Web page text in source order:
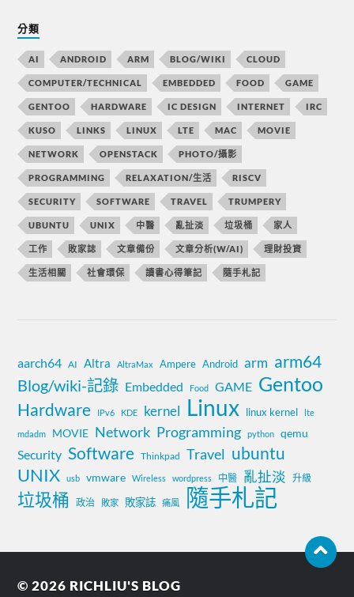
分類
AI ANDROID ARM BLOG/WIKI CLOUD
COMPUTER/TECHNICAL EMBEDDED FOOD GAME
GENTOO HARDWARE IC DESIGN INTERNET IRC
KUSO LINKS LINUX LTE MAC MOVIE
NETWORK OPENSTACK PHOTO/攝影
PROGRAMMING RELAXATION/生活 RISCV
SECURITY SOFTWARE TRAVEL TRUMPERY
UBUNTU UNIX 中醫 亂扯淡 垃圾桶 家人
工作 敗家誌 文章備份 文章分析(W/AI) 理財投資
生活相關 社會環保 讀書心得筆記 隨手札記
aarch64 AI Altra AltraMax Ampere Android arm arm64
Blog/wiki-記錄 Embedded Food GAME Gentoo
Hardware IPv6 KDE kernel Linux linux kernel lte
mdadm MOVIE Network Programming python qemu
Security Software Thinkpad Travel ubuntu
UNIX usb vmware Wireless wordpress 中醫 亂扯淡 升級
垃圾桶 政治 敗家 敗家誌 痛風 隨手札記
© 2026 RICHLIU'S BLOG